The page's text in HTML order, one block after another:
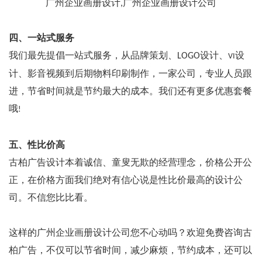
广州企业画册设计,广州企业画册设计公司
四、一站式服务
我们最先提倡一站式服务，从品牌策划、LOGO设计、 VI设
计、影音视频到后期物料印刷制作，一家公司，专业人员跟
进，节省时间就是节约最大的成本。我们还有更多优惠套餐
哦!
五、性比价高
古柏广告设计本着诚信、童叟无欺的经营理念，价格公开公
正，在价格方面我们绝对有信心说是性比价最高的设计公
司。不信您比比看。
这样的广州企业画册设计公司 您不心动吗？欢迎免费咨询古
柏广告，不仅可以节省时间，减少麻烦，节约成本，还可以